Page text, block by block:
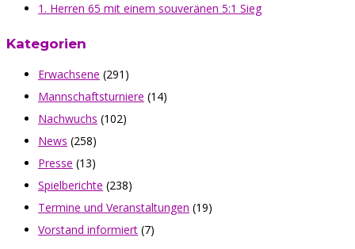
1. Herren 65 mit einem souveränen 5:1 Sieg
Kategorien
Erwachsene (291)
Mannschaftsturniere (14)
Nachwuchs (102)
News (258)
Presse (13)
Spielberichte (238)
Termine und Veranstaltungen (19)
Vorstand informiert (7)